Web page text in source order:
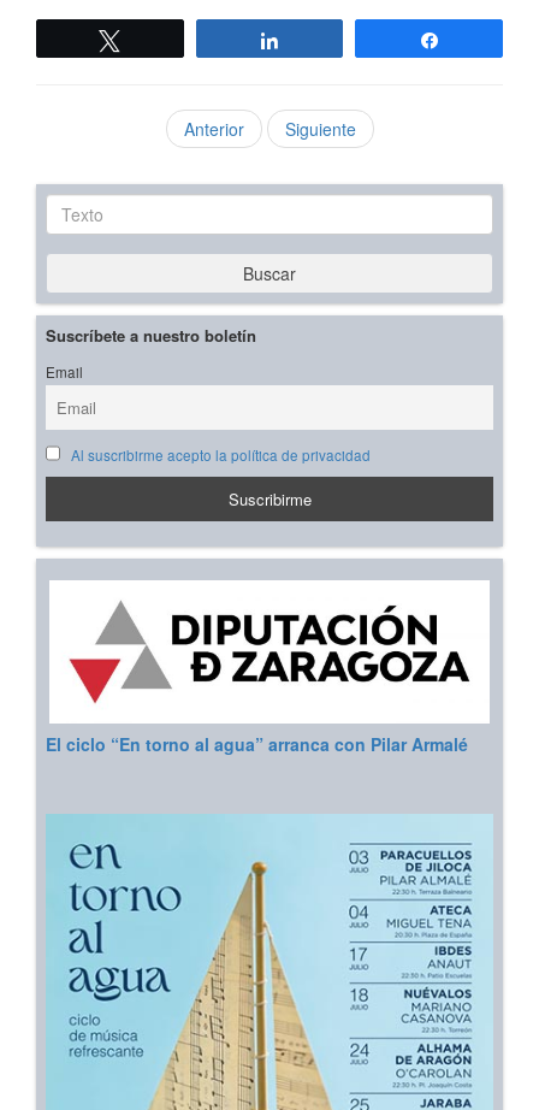
Anterior Siguiente
Texto
Buscar
Suscríbete a nuestro boletín
Email
Al suscribirme acepto la política de privacidad
El ciclo “En torno al agua” arranca con Pilar Armalé